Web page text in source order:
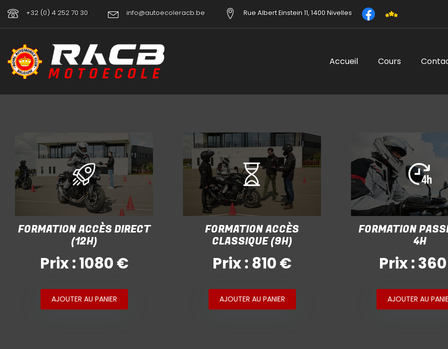
+32 (0) 4 252 70 30 info@autoecoleracb.be Rue Albert Einstein 11, 1400 Nivelles
Accueil Cours
FORMATION ACCÈS DIRECT
(12H)
Prix : 1080 €
AJOUTER AU PANIER
FORMATION ACCÈS
CLASSIQUE (9H)
Prix : 810 €
AJOUTER AU PANIER
FORMATION
4H
Prix :
AJOUTER AU